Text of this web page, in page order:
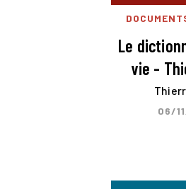
Le
vie -
06/